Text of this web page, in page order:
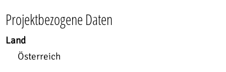
Projektbezogene Daten
Land
Österreich